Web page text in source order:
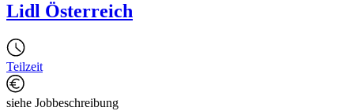
Lidl Österreich
Teilzeit
siehe Jobbeschreibung